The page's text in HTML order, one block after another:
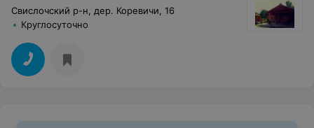
Свислочский р-н, дер. Коревичи, 16
Круглосуточно